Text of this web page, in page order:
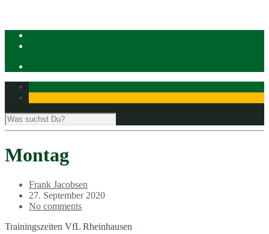
Montag
Frank Jacobsen
27. September 2020
No comments
Trainingszeiten VfL Rheinhausen